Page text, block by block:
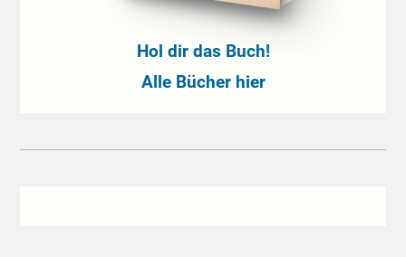
Hol dir das Buch!
Alle Bücher hier